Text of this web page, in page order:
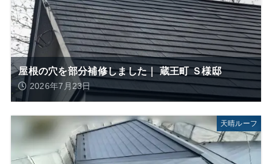
屋根の穴を部分補修しました｜ 蔵王町 Ｓ様邸
2026年7月23日
天晴ルーフ